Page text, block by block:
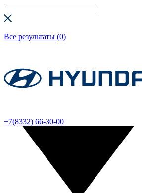
Все результаты (0)
+7(8332) 66-30-00